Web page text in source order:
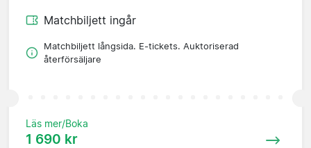
Matchbiljett ingår
Matchbiljett långsida. E-tickets. Auktoriserad
återförsäljare
Läs mer/Boka
1 690 kr